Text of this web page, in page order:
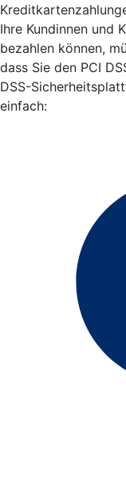
Ihre Kundinnen und
bezahlen können,
dass Sie den PCI
DSS-
einfach: